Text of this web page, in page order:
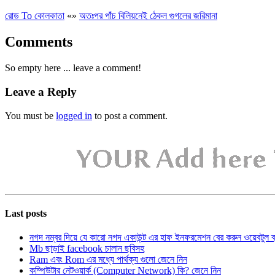
রোড To কোলকাতা «» অতঃপর পাঁচ বিলিয়নেই ঠেকল গুগলের জরিমানা
Comments
So empty here ... leave a comment!
Leave a Reply
You must be logged in to post a comment.
Last posts
নগদ নম্বর দিয়ে যে কারো নগদ একাউন্ট এর হাফ ইনফরমেশন বের করুন ওয়েবটুল
Mb ছাড়াই facebook চালান ছবিসহ
Ram এবং Rom এর মধ্যে পার্থক্য গুলো জেনে নিন
কম্পিউটার নেটওয়ার্ক (Computer Network) কি? জেনে নিন